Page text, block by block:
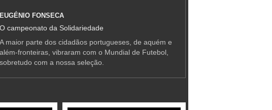
EUGÉNIO FONSECA
O campeonato da Solidariedade
A maior parte dos cidadãos portugueses, de aquém e
além-fronteiras, vibraram com o Mundial de Futebol,
sobretudo com a nossa seleção.